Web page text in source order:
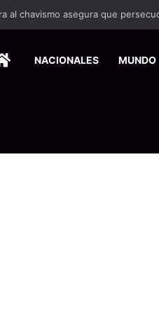
suma a la economía circular
HOMENACIONALES MUNDO